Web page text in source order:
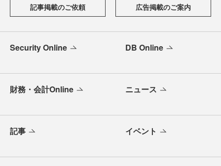
記事掲載のご依頼 広告掲載のご案内
Security Online DB Online
財務・会計Online ニュース
記事 イベント